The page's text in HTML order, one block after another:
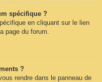
spécifique ?
en cliquant sur le lien
page du forum.
?
rendre dans le panneau de